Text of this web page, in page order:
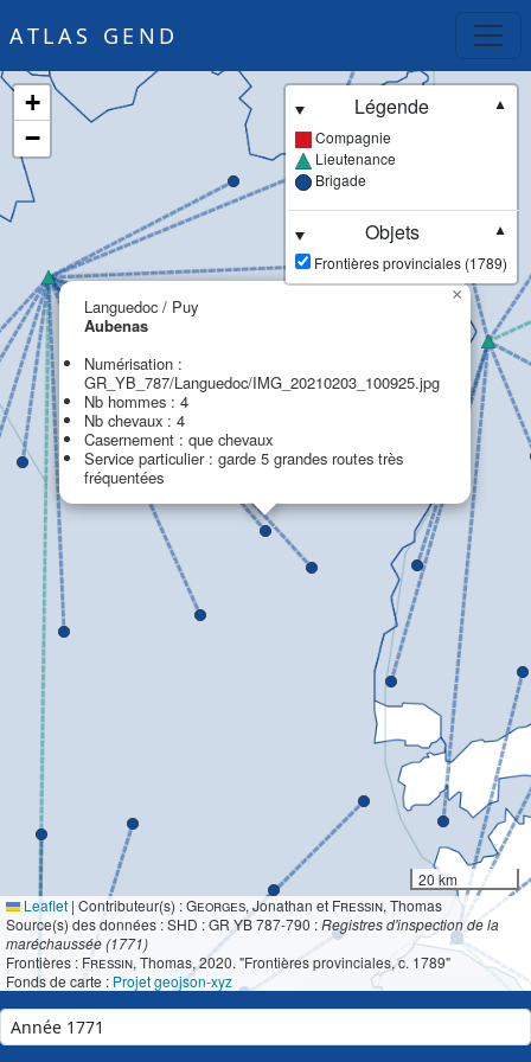
ATLAS GEND
Languedoc / Puy
Aubenas
Numérisation :
GR_YB_787/Languedoc/IMG_20210203_100925.jpg
Nb hommes : 4
Nb chevaux : 4
Casernement : que chevaux
Service particulier : garde 5 grandes routes très
fréquentées
×
+
−
Légende
▼
Compagnie
Lieutenance
Brigade
Objets
▼
Frontières provinciales (1789)
20 km
Leaflet | Contributeur(s) :Georges, Jonathan et Fressin, Thomas
Source(s) des données : SHD : GR YB 787-790 :Registres d'inspection de la
maréchaussée (1771)
Frontières : Fressin, Thomas, 2020. "Frontières provinciales, c. 1789"
Fonds de carte : Projet geojson-xyz